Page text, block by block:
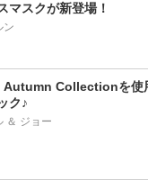
マスクが新登場！
ン
Autumn Collectionを使
ク♪
＆ ジョー